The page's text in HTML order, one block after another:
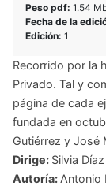
Peso pdf: 1.54
Fecha de la
Edición: 1
Recorrido por la
Privado. Tal y
página de cada
fundada en
Gutiérrez y José
Dirige: Silvia
Autoría: Antonio